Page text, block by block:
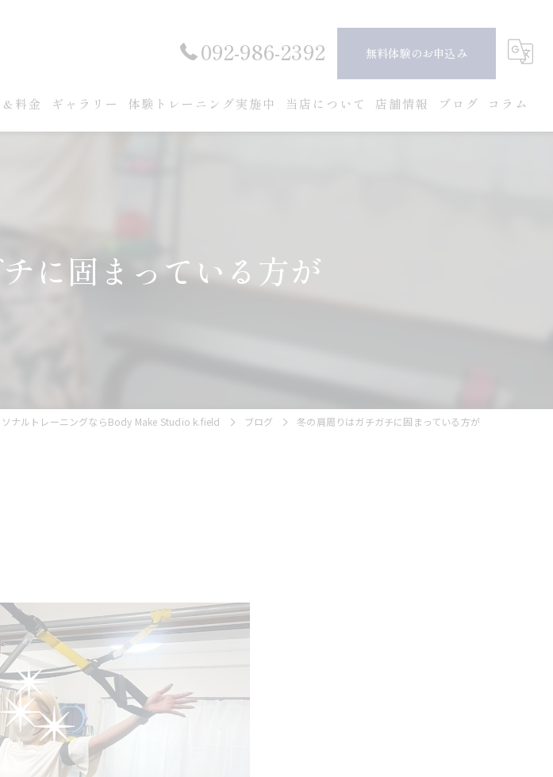
092-986-2392 無料体験のお申込み
&料金 ギャラリー 体験トレーニング実施中 当店について
女性
店舗情報 ブログ コラム
に固まっている方が
ナルトレーニングならBody Make Studio k.field ブログ 冬の肩周りはガチガチに固まっている方が